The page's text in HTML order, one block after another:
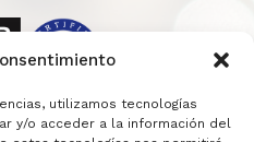
utilizamos tecnologías
y/o acceder a la información del